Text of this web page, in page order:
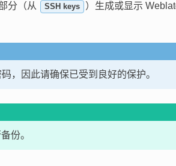
分（从 SSH keys
）生成或显示
，因此请确保已受到良好的保护。
份。